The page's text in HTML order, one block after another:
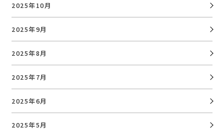
2025年10月
2025年9月
2025年8月
2025年7月
2025年6月
2025年5月